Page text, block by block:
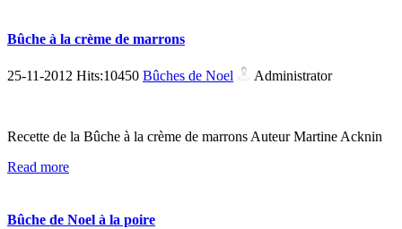
Bûche à la crème de marrons
25-11-2012 Hits:10450 Bûches de Noel Administrator
Recette de la Bûche à la crème de marrons Auteur Martine Acknin
Read more
Bûche de Noel à la poire